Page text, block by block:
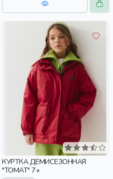
КУРТКА ДЕМИСЕЗОННАЯ
"ТОМАТ" 7+